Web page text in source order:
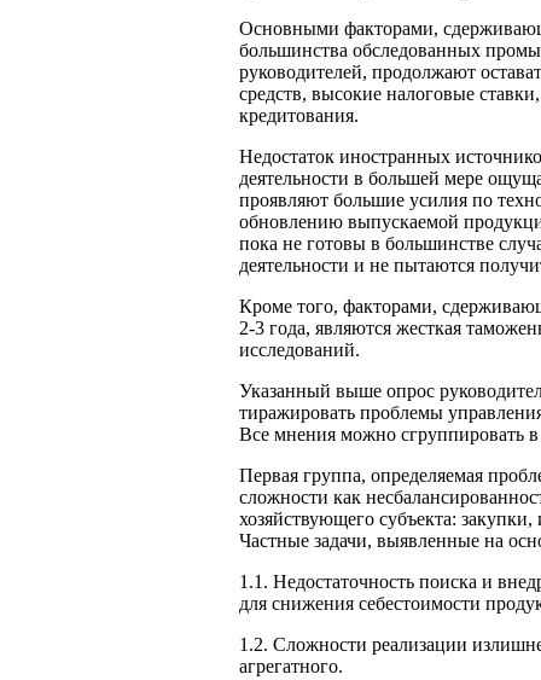
Основными факторами,
большинства обследованных
руководителей, продолжают
средств, высокие налоговые
кредитования.
Недостаток иностранных
деятельности в большей мере
проявляют большие усилия по
обновлению выпускаемой
пока не готовы в большинстве
деятельности и не пытаются
Кроме того, факторами,
2-3 года, являются жесткая
исследований.
Указанный выше опрос
тиражировать проблемы
Все мнения можно сгруппировать
Первая группа, определяемая
сложности как
хозяйствующего субъекта:
Частные задачи, выявленные на
1.1. Недостаточность поиска и
для снижения себестоимости
1.2. Сложности реализации
агрегатного.